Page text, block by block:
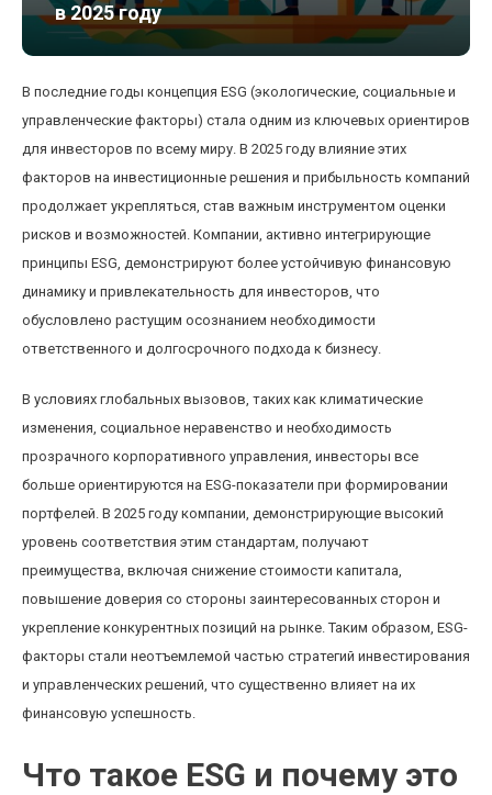
в 2025 году
В последние годы концепция ESG (экологические, социальные и
управленческие факторы) стала одним из ключевых ориентиров
для инвесторов по всему миру. В 2025 году влияние этих
факторов на инвестиционные решения и прибыльность компаний
продолжает укрепляться, став важным инструментом оценки
рисков и возможностей. Компании, активно интегрирующие
принципы ESG, демонстрируют более устойчивую финансовую
динамику и привлекательность для инвесторов, что
обусловлено растущим осознанием необходимости
ответственного и долгосрочного подхода к бизнесу.
В условиях глобальных вызовов, таких как климатические
изменения, социальное неравенство и необходимость
прозрачного корпоративного управления, инвесторы все
больше ориентируются на ESG-показатели при формировании
портфелей. В 2025 году компании, демонстрирующие высокий
уровень соответствия этим стандартам, получают
преимущества, включая снижение стоимости капитала,
повышение доверия со стороны заинтересованных сторон и
укрепление конкурентных позиций на рынке. Таким образом, ESG-
факторы стали неотъемлемой частью стратегий инвестирования
и управленческих решений, что существенно влияет на их
финансовую успешность.
Что такое ESG и почему это